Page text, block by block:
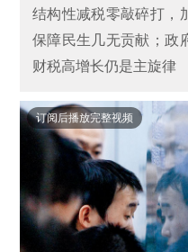
结构性减税零敲碎打，
保障民生几无贡献；政
财税高增长仍是主旋律
订阅后播放完整视频